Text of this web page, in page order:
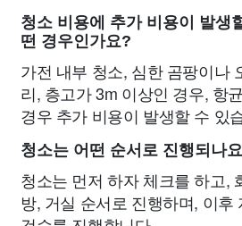
청소 비용에 추가 비용이 발생
떤 경우인가요?
가전 내부 청소, 심한 곰팡이나
리, 층고가 3m 이상인 경우, 항
경우 추가 비용이 발생할 수 있
청소는 어떤 순서로 진행되나
청소는 먼저 하자 체크를 하고,
방, 거실 순서로 진행하며, 이후